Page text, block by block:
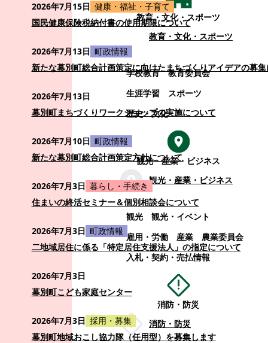
教育・文化・スポーツ
教育・文化・スポーツ
学校教育
教育委員会
生涯学習
スポーツ
歴史・文化
観光・産業・ビジネス
観光・産業・ビジネス
観光
観光・イベント
雇用・労働
産業
農業委員会
入札・契約・売払情報
消防・防災
消防・防災
2026年7月15日 健康・福祉・子育て
国民健康保険税納付書の使用期限について
2026年7月13日 町政情報
新たな幕別町総合計画策定に向けたまちづくりアイデアの募
2026年7月13日
幕別町まちづくりワークショップの実施について
2026年7月10日 町政情報
新たな幕別町総合計画策定方針について
2026年7月3日 暮らし・手続き
住まいの終活セミナー＆個別相談会について
2026年7月3日 町政情報
二地域居住に係る「特定居住支援法人」の指定について
2026年7月3日
幕別町こども家庭センター
2026年7月3日 採用・募集
幕別町地域おこし協力隊（任用型）を募集します